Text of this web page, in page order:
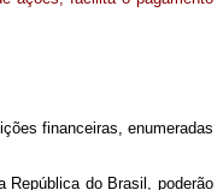
financeiras, enumeradas
República do Brasil, poderão